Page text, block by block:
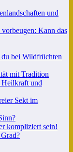
und
Kann das
bei Wildfrüchten
mit Tradition
Heilkraft und
Sekt im
kompliziert sein!